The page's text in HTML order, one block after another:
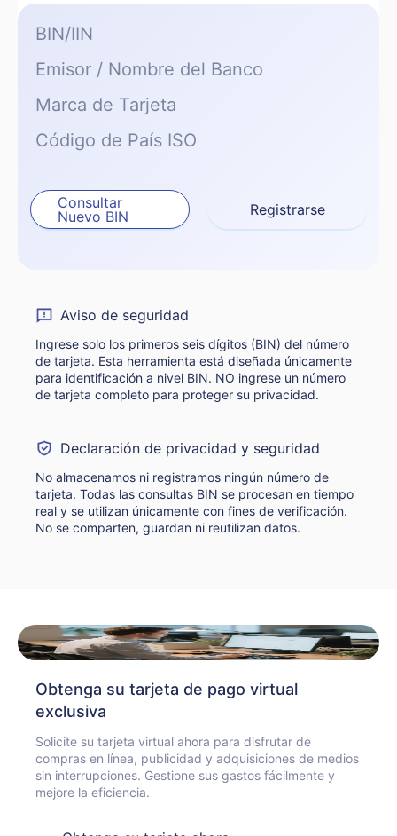
BIN/IIN
Emisor / Nombre del Banco
Marca de Tarjeta
Código de País ISO
Consultar
Nuevo BIN
Registrarse
Aviso de seguridad
Ingrese solo los primeros seis dígitos (BIN) del número
de tarjeta. Esta herramienta está diseñada únicamente
para identificación a nivel BIN. NO ingrese un número
de tarjeta completo para proteger su privacidad.
Declaración de privacidad y seguridad
No almacenamos ni registramos ningún número de
tarjeta. Todas las consultas BIN se procesan en tiempo
real y se utilizan únicamente con fines de verificación.
No se comparten, guardan ni reutilizan datos.
Obtenga su tarjeta de pago virtual
exclusiva
Solicite su tarjeta virtual ahora para disfrutar de
compras en línea, publicidad y adquisiciones de medios
sin interrupciones. Gestione sus gastos fácilmente y
mejore la eficiencia.